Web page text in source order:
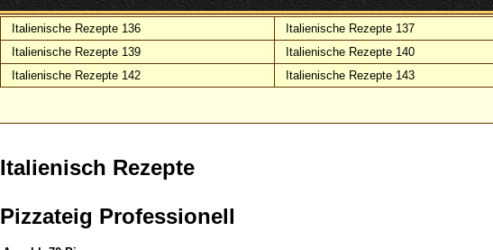
Italienische Rezepte 136 Italienische Rezepte 137
Italienische Rezepte 139 Italienische Rezepte 140
Italienische Rezepte 142 Italienische Rezepte 143
Italienisch Rezepte
Pizzateig Professionell